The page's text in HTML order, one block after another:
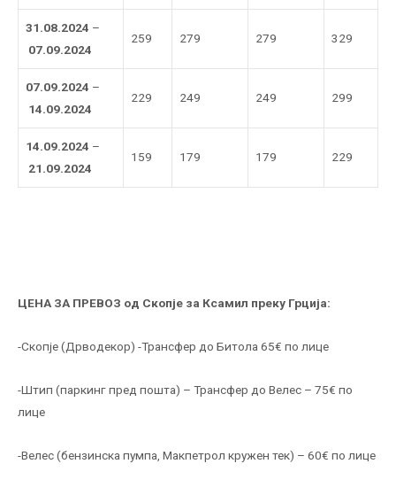
31.08.2024 –
07.09.2024
259 279 279 329
07.09.2024 –
14.09.2024
229 249 249 299
14.09.2024 –
21.09.2024
159 179 179 229
ЦЕНА ЗА ПРЕВОЗ од Скопје за Ксамил преку Грција:
-Скопје (Дрводекор) -Трансфер до Битола 65€ по лице
-Штип (паркинг пред пошта) – Трансфер до Велес – 75€ по
лице
-Велес (бензинска пумпа, Макпетрол кружен тек) – 60€ по лице